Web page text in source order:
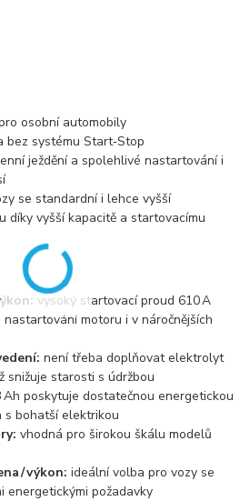
osobní automobily
bez systému Start‑Stop
ježdění a spolehlivé nastartování i
se standardní i lehce vyšší
díky vyšší kapacitě a startovacímu
vysoký startovací proud 610 A
motoru i v náročnějších
není třeba doplňovat elektrolyt
snižuje starosti s údržbou
Ah poskytuje dostatečnou energetickou
s bohatší elektrikou
vhodná pro širokou škálu modelů
/ výkon: ideální volba pro vozy se
energetickými požadavky